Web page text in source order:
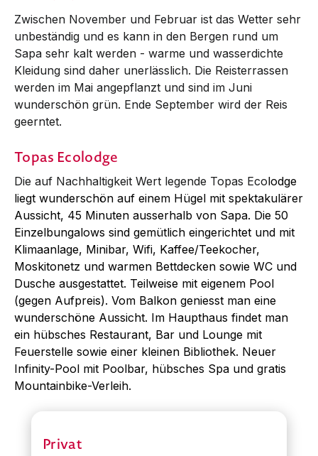
Zwischen November und Februar ist das Wetter sehr
unbeständig und es kann in den Bergen rund um
Sapa sehr kalt werden - warme und wasserdichte
Kleidung sind daher unerlässlich. Die Reisterrassen
werden im Mai angepflanzt und sind im Juni
wunderschön grün. Ende September wird der Reis
geerntet.
Topas Ecolodge
Die auf Nachhaltigkeit Wert legende Topas Ecolodge
liegt wunderschön auf einem Hügel mit spektakulärer
Aussicht, 45 Minuten ausserhalb von Sapa. Die 50
Einzelbungalows sind gemütlich eingerichtet und mit
Klimaanlage, Minibar, Wifi, Kaffee/Teekocher,
Moskitonetz und warmen Bettdecken sowie WC und
Dusche ausgestattet. Teilweise mit eigenem Pool
(gegen Aufpreis). Vom Balkon geniesst man eine
wunderschöne Aussicht. Im Haupthaus findet man
ein hübsches Restaurant, Bar und Lounge mit
Feuerstelle sowie einer kleinen Bibliothek. Neuer
Infinity-Pool mit Poolbar, hübsches Spa und gratis
Mountainbike-Verleih.
Privat